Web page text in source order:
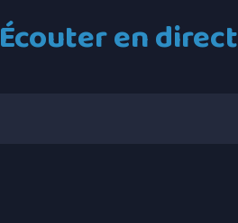
Écouter en direct